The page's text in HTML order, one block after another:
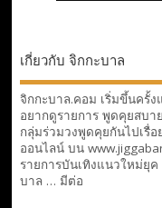
เกี่ยวกับ จิกกะบาล
จิกกะบาล.คอม เริ่มขึ้นครั้
อยากดูรายการ พูดคุยสบา
กลุ่มร่วมวงพูดคุยกันไปเรื่อ
ออนไลน์ บน
รายการบันเทิงแนวใหม่ยุค
บาล … มีต่อ